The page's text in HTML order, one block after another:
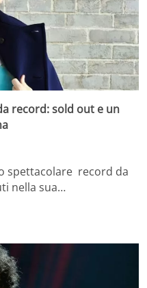
record: sold out e un
spettacolare record da
nella sua…